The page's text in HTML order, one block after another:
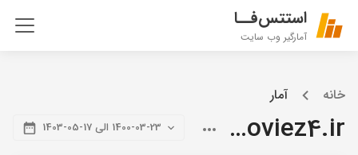
استتس‌فــا
آمارگیر وب سایت
خانه آمار
citymoviez4.ir 1400-03-23 الی 17-05-1403